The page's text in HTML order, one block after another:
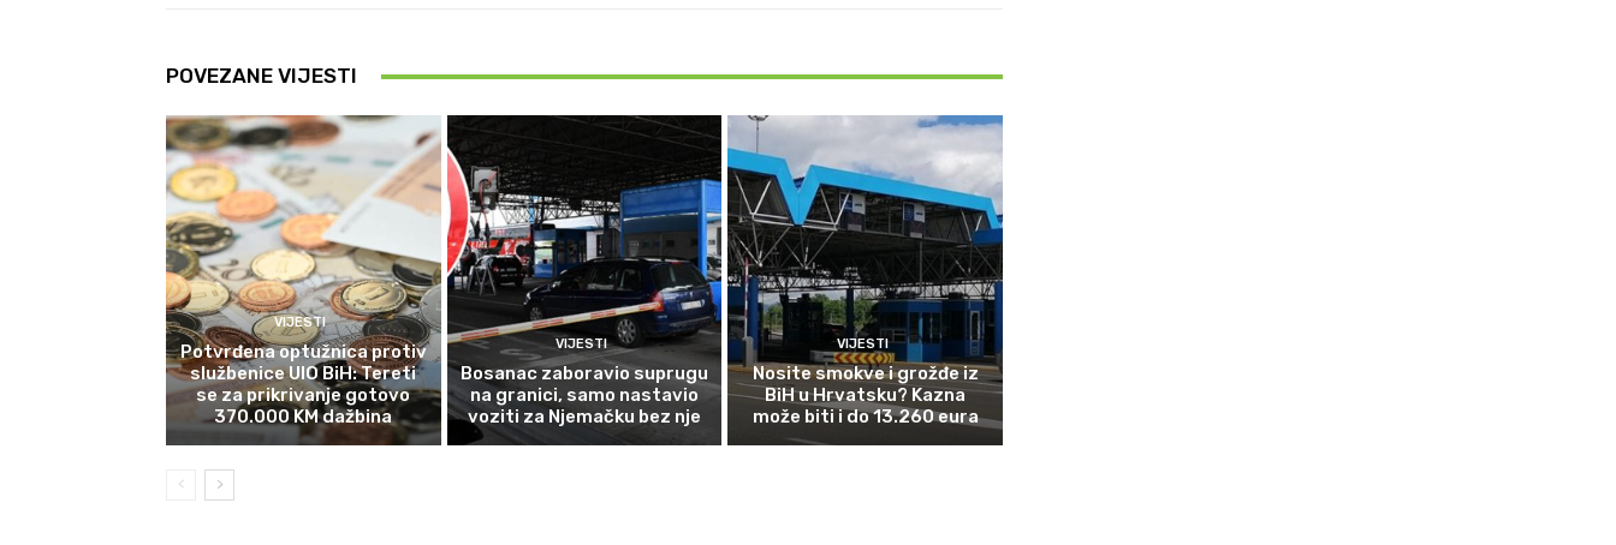
POVEZANE VIJESTI
VIJESTI
Potvrđena optužnica protiv
službenice UIO BiH: Tereti
se za prikrivanje gotovo
370.000 KM dažbina
VIJESTI
Bosanac zaboravio suprugu
na granici, samo nastavio
voziti za Njemačku bez nje
VIJESTI
Nosite smokve i grožđe iz
BiH u Hrvatsku? Kazna
može biti i do 13.260 eura